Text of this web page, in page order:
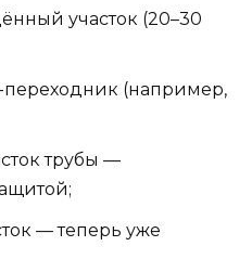
участок (20–30
переходник (например,
трубы —
— теперь уже